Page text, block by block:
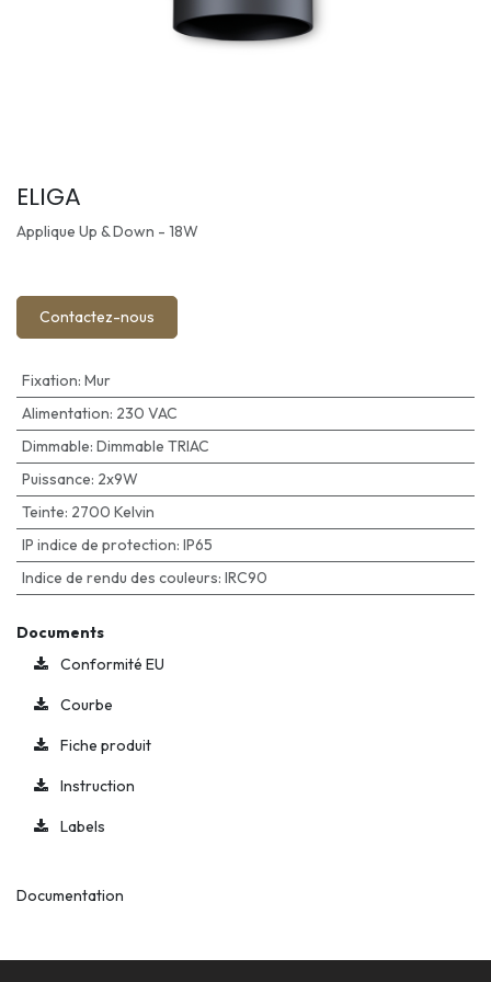
ELIGA
Applique Up & Down - 18W
Contactez-nous
Fixation: Mur
Alimentation: 230 VAC
Dimmable: Dimmable TRIAC
Puissance: 2x9W
Teinte: 2700 Kelvin
IP indice de protection: IP65
Indice de rendu des couleurs: IRC90
Documents
Conformité EU
Courbe
Fiche produit
Instruction
Labels
Documentation